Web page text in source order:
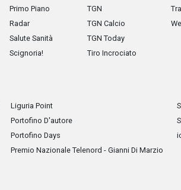
Primo Piano
Radar
Salute Sanità
Scignoria!
TGN
TGN Calcio
TGN Today
Tiro Incrociato
Liguria Point
Portofino D'autore
Portofino Days
Premio Nazionale Telenord - Gianni Di Marzio